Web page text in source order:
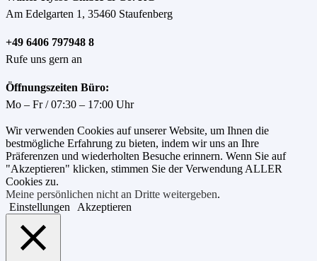
Am Edelgarten 1, 35460 Staufenberg
+49 6406 797948 8
Rufe uns gern an
Öffnungszeiten Büro:
Mo – Fr / 07:30 – 17:00 Uhr
Wir verwenden Cookies auf unserer Website, um Ihnen die
bestmögliche Erfahrung zu bieten, indem wir uns an Ihre
Präferenzen und wiederholten Besuche erinnern. Wenn Sie auf
"Akzeptieren" klicken, stimmen Sie der Verwendung ALLER
Cookies zu.
Meine persönlichen nicht an Dritte weitergeben.
Einstellungen
Akzeptieren